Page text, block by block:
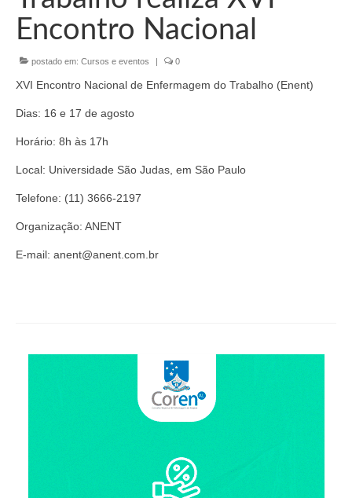
Conselheiros e Diretoria
Câmaras Técnicas
Eleições
Eleições Triênio 2027-2029
Eleições 2023
Editais e licitação
Encontro Nacional
postado em: Cursos e eventos | 0
XVI Encontro Nacional de Enfermagem do Trabalho (Enent)
Dias: 16 e 17 de agosto
Horário: 8h às 17h
Local: Universidade São Judas, em São Paulo
Telefone: (11) 3666-2197
Organização: ANENT
E-mail: anent@anent.com.br